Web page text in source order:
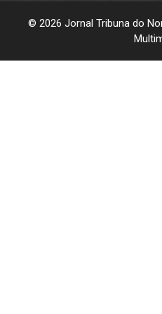
© 2026 Jornal Tribuna do